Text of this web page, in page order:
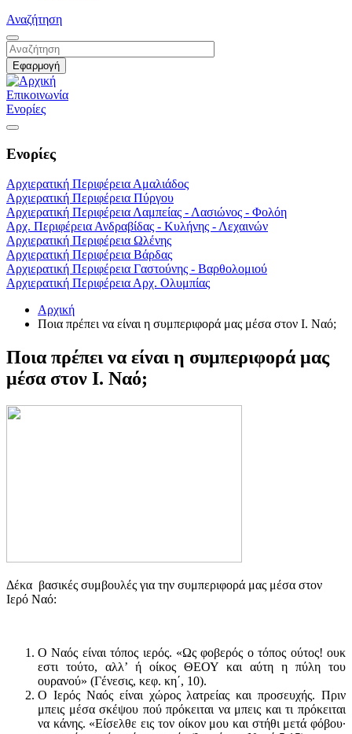
Αναζήτηση
Επικοινωνία
Ενορίες
Ενορίες
Αρχιερατική Περιφέρεια Αμαλιάδος
Αρχιερατική Περιφέρεια Πύργου
Αρχιερατική Περιφέρεια Λαμπείας - Λασιώνος - Φολόη
Αρχ. Περιφέρεια Ανδραβίδας - Κυλήνης - Λεχαινών
Αρχιερατική Περιφέρεια Ωλένης
Αρχιερατική Περιφέρεια Βάρδας
Αρχιερατική Περιφέρεια Γαστούνης - Βαρθολομιού
Αρχιερατική Περιφέρεια Αρχ. Ολυμπίας
Αρχική
Ποια πρέπει να είναι η συμπεριφορά μας μέσα στον Ι. Ναό;
Ποια πρέπει να είναι η συμπεριφορά μας
μέσα στον Ι. Ναό;
Δέκα βασικές συμβουλές για την συμπεριφορά μας μέσα στον
Ιερό Ναό:
Ο Ναός είναι τόπος ιερός. «Ως φοβερός ο τόπος ούτος! ουκ
εστι τούτο, αλλ’ ή οίκος ΘΕΟΥ και αύτη η πύλη του
ουρανού» (Γένεσις, κεφ. κη΄, 10).
Ο Ιερός Ναός είναι χώρος λατρείας και προσευχής. Πριν
μπεις μέσα σκέψου πού πρόκειται να μπεις και τι πρόκειται
να κάνης. «Είσελθε εις τον οίκον μου και στήθι μετά φόβου∙